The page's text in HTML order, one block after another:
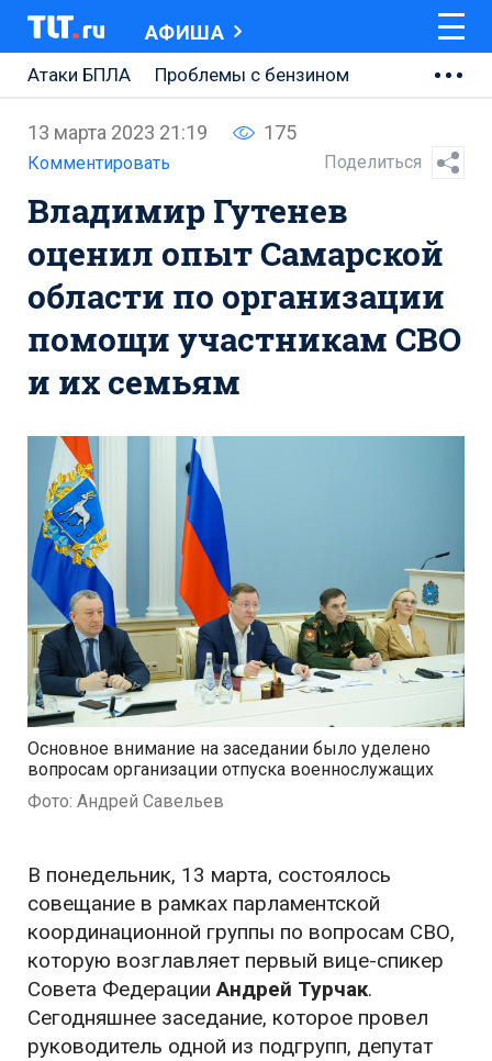
АФИША
Атаки БПЛА
Проблемы с бензином
Ремонт Центральной площади
Ремонт Обводного шоссе
Набережная Тольятти
Неделя Тольятти
13 марта 2023 21:19 175
Комментировать Поделиться
Владимир Гутенев
оценил опыт Самарской
области по организации
помощи участникам СВО
и их семьям
Основное внимание на заседании было уделено
вопросам организации отпуска военнослужащих
Фото: Андрей Савельев
В понедельник, 13 марта, состоялось
совещание в рамках парламентской
координационной группы по вопросам СВО,
которую возглавляет первый вице-спикер
Совета ФедерацииАндрей Турчак.
Сегодняшнее заседание, которое провел
руководитель одной из подгрупп, депутат